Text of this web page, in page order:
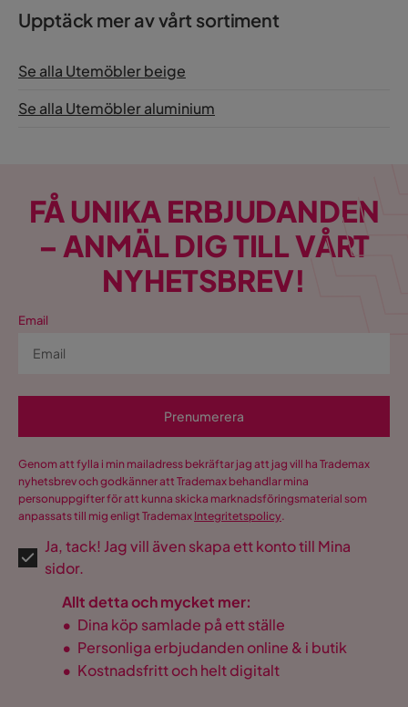
Upptäck mer av vårt sortiment
Se alla Utemöbler beige
Se alla Utemöbler aluminium
FÅ UNIKA ERBJUDANDEN
– ANMÄL DIG TILL VÅRT
NYHETSBREV!
Email
Prenumerera
Genom att fylla i min mailadress bekräftar jag att jag vill ha Trademax
nyhetsbrev och godkänner att Trademax behandlar mina
personuppgifter för att kunna skicka marknadsföringsmaterial som
anpassats till mig enligt Trademax Integritetspolicy.
Ja, tack! Jag vill även skapa ett konto till Mina
sidor.
Allt detta och mycket mer:
• Dina köp samlade på ett ställe
• Personliga erbjudanden online & i butik
• Kostnadsfritt och helt digitalt